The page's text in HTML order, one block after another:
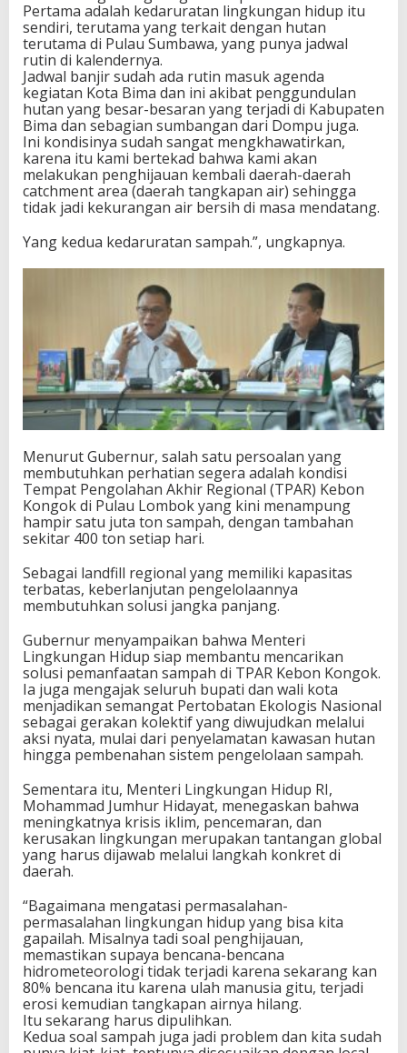
Pertama adalah kedaruratan lingkungan hidup itu
sendiri, terutama yang terkait dengan hutan
terutama di Pulau Sumbawa, yang punya jadwal
rutin di kalendernya.
Jadwal banjir sudah ada rutin masuk agenda
kegiatan Kota Bima dan ini akibat penggundulan
hutan yang besar-besaran yang terjadi di Kabupaten
Bima dan sebagian sumbangan dari Dompu juga.
Ini kondisinya sudah sangat mengkhawatirkan,
karena itu kami bertekad bahwa kami akan
melakukan penghijauan kembali daerah-daerah
catchment area (daerah tangkapan air) sehingga
tidak jadi kekurangan air bersih di masa mendatang.
Yang kedua kedaruratan sampah.”, ungkapnya.
Menurut Gubernur, salah satu persoalan yang
membutuhkan perhatian segera adalah kondisi
Tempat Pengolahan Akhir Regional (TPAR) Kebon
Kongok di Pulau Lombok yang kini menampung
hampir satu juta ton sampah, dengan tambahan
sekitar 400 ton setiap hari.
Sebagai landfill regional yang memiliki kapasitas
terbatas, keberlanjutan pengelolaannya
membutuhkan solusi jangka panjang.
Gubernur menyampaikan bahwa Menteri
Lingkungan Hidup siap membantu mencarikan
solusi pemanfaatan sampah di TPAR Kebon Kongok.
Ia juga mengajak seluruh bupati dan wali kota
menjadikan semangat Pertobatan Ekologis Nasional
sebagai gerakan kolektif yang diwujudkan melalui
aksi nyata, mulai dari penyelamatan kawasan hutan
hingga pembenahan sistem pengelolaan sampah.
Sementara itu, Menteri Lingkungan Hidup RI,
Mohammad Jumhur Hidayat, menegaskan bahwa
meningkatnya krisis iklim, pencemaran, dan
kerusakan lingkungan merupakan tantangan global
yang harus dijawab melalui langkah konkret di
daerah.
“Bagaimana mengatasi permasalahan-
permasalahan lingkungan hidup yang bisa kita
gapailah. Misalnya tadi soal penghijauan,
memastikan supaya bencana-bencana
hidrometeorologi tidak terjadi karena sekarang kan
80% bencana itu karena ulah manusia gitu, terjadi
erosi kemudian tangkapan airnya hilang.
Itu sekarang harus dipulihkan.
Kedua soal sampah juga jadi problem dan kita sudah